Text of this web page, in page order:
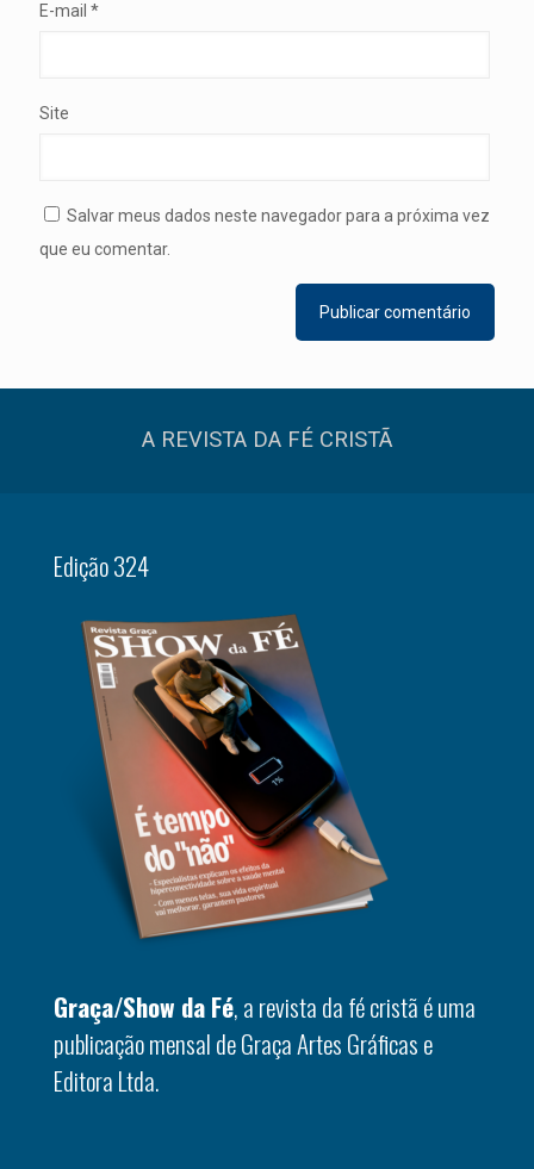
E-mail *
Site
Salvar meus dados neste navegador para a próxima vez
que eu comentar.
A REVISTA DA FÉ CRISTÃ
Edição 324
Graça/Show da Fé, a revista da fé cristã é uma
publicação mensal de Graça Artes Gráficas e
Editora Ltda.